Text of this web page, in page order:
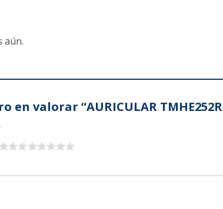
aún.
en valorar “AURICULAR TMHE252R